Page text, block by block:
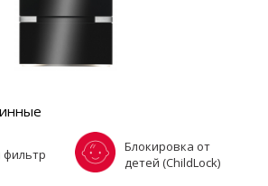
фильтр
Блокировка от
детей (ChildLock)